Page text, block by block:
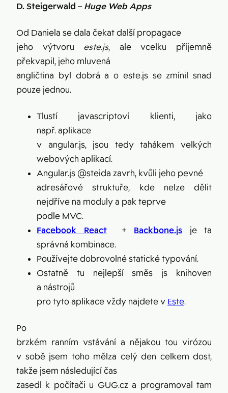
D. Steigerwald – Huge Web Apps
Od Daniela se dala čekat další propagace
jeho výtvoru este.js, ale vcelku příjemně
překvapil, jeho mluvená
angličtina byl dobrá a o este.js se zmínil snad
pouze jednou.
Tlustí javascriptoví klienti, jako
např. aplikace
v angular.js, jsou tedy tahákem velkých
webových aplikací.
Angular.js @steida zavrh, kvůli jeho pevné
adresářové struktuře, kde nelze dělit
nejdříve na moduly a pak teprve
podle MVC.
Facebook React
+ Backbone.js
je ta
správná kombinace.
Používejte dobrovolné statické typování.
Ostatně tu nejlepší směs js knihoven
a nástrojů
pro tyto aplikace vždy najdete v Este.
Po
brzkém ranním vstávání a nějakou tou virózou
v sobě jsem toho mělza celý den celkem dost,
takže jsem následující čas
zasedl k počítači u GUG.cz a programoval tam